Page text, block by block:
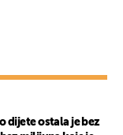
dijete ostala je bez